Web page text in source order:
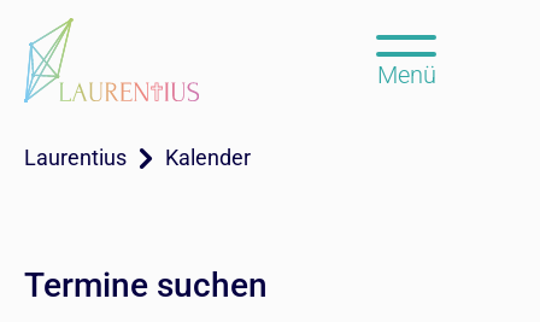
Menü
Laurentius Kalender
Termine suchen